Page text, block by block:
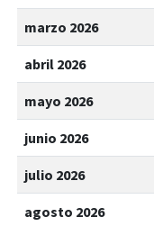
marzo 2026
abril 2026
mayo 2026
junio 2026
julio 2026
agosto 2026